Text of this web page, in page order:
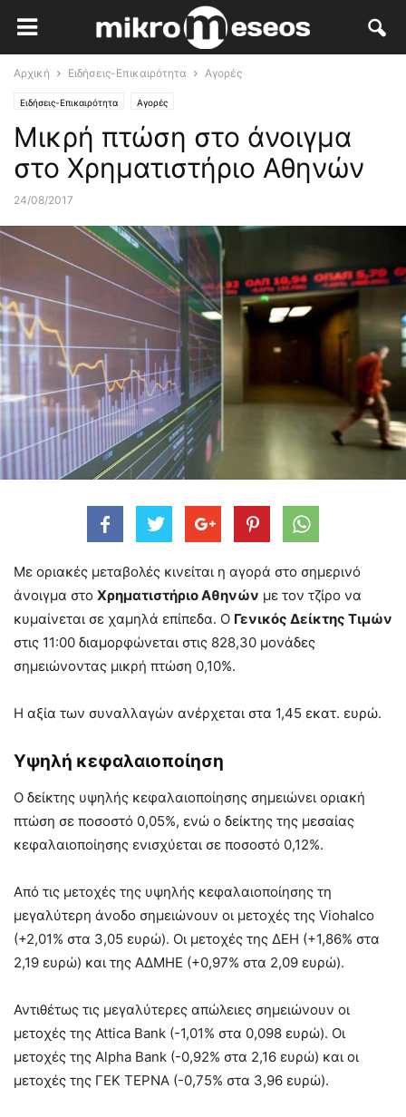
Αρχική Ειδήσεις-Επικαιρότητα Αγορές
Ειδήσεις-Επικαιρότητα Αγορές
Μικρή πτώση στο άνοιγμα
στο Χρηματιστήριο Αθηνών
24/08/2017
Με οριακές μεταβολές κινείται η αγορά στο σημερινό
άνοιγμα στο Χρηματιστήριο Αθηνών με τον τζίρο να
κυμαίνεται σε χαμηλά επίπεδα. O Γενικός Δείκτης Τιμών
στις 11:00 διαμορφώνεται στις 828,30 μονάδες
σημειώνοντας μικρή πτώση 0,10%.
Η αξία των συναλλαγών ανέρχεται στα 1,45 εκατ. ευρώ.
Υψηλή κεφαλαιοποίηση
Ο δείκτης υψηλής κεφαλαιοποίησης σημειώνει οριακή
πτώση σε ποσοστό 0,05%, ενώ ο δείκτης της μεσαίας
κεφαλαιοποίησης ενισχύεται σε ποσοστό 0,12%.
Από τις μετοχές της υψηλής κεφαλαιοποίησης τη
μεγαλύτερη άνοδο σημειώνουν οι μετοχές της Viohalco
(+2,01% στα 3,05 ευρώ). Οι μετοχές της ΔΕΗ (+1,86% στα
2,19 ευρώ) και της ΑΔΜΗΕ (+0,97% στα 2,09 ευρώ).
Αντιθέτως τις μεγαλύτερες απώλειες σημειώνουν οι
μετοχές της Attica Bank (-1,01% στα 0,098 ευρώ). Οι
μετοχές της Alpha Bank (-0,92% στα 2,16 ευρώ) και οι
μετοχές της ΓΕΚ ΤΕΡΝΑ (-0,75% στα 3,96 ευρώ).